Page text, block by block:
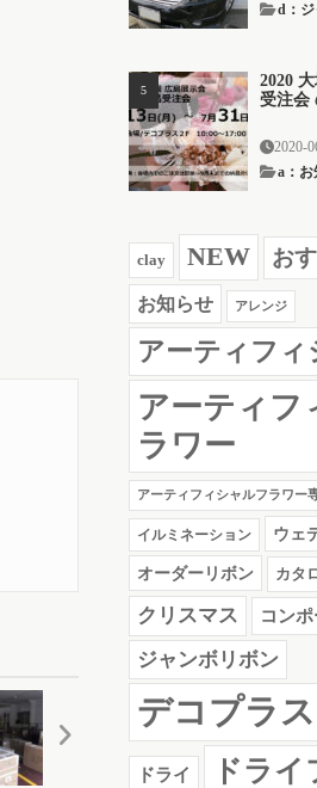
d：
2020
受注会
2020-
a：お
clay NEW お
お知らせ アレンジ
アーティフィ
アーティフ
ラワー
アーティフィシャルフラワー
イルミネーション ウェ
オーダーリボン カタ
クリスマス コンポ
ジャンボリボン
デコプラス
ドライ ドラ